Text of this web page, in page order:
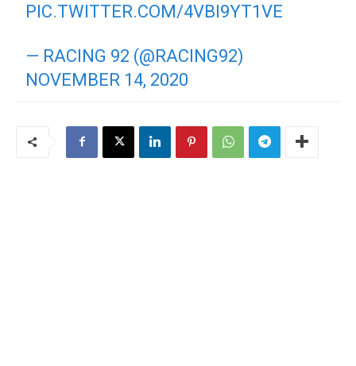
PIC.TWITTER.COM/4VBI9YT1VE
— RACING 92 (@RACING92)
NOVEMBER 14, 2020